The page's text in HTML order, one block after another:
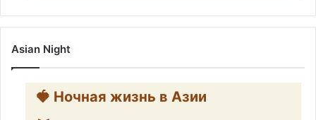
Asian Night
🍓 Ночная жизнь в Азии